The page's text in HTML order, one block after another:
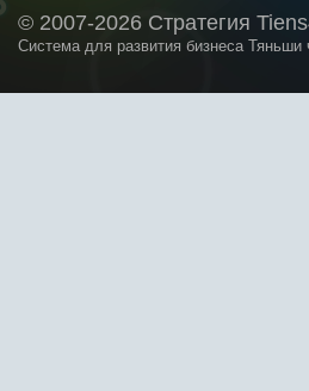
© 2007-2026 Стратегия
Система для развития бизнеса